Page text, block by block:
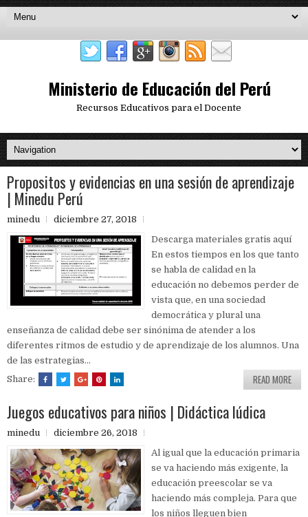
Ministerio de Educación del Perú
Recursos Educativos para el Docente
Propositos y evidencias en una sesión de aprendizaje
| Minedu Perú
minedu
diciembre 27, 2018
Descarga materiales gratis aquí
En estos tiempos en los que tanto
se habla de calidad en la
educación no debemos perder de
vista que, en una sociedad
democrática y plural una
enseñanza de calidad debe ser sinónima de atender a los
diferentes ritmos de estudio y de aprendizaje de los alumnos. Una
de las estrategias...
Share:
READ MORE
Juegos educativos para niños | Didáctica lúdica
minedu
diciembre 26, 2018
Al igual que la educación primaria
se va haciendo más exigente, la
educación preescolar se va
haciendo más compleja. Para que
los niños lleguen bien